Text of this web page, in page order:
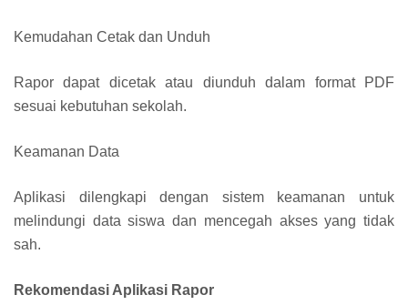
Kemudahan Cetak dan Unduh
Rapor dapat dicetak atau diunduh dalam format PDF
sesuai kebutuhan sekolah.
Keamanan Data
Aplikasi dilengkapi dengan sistem keamanan untuk
melindungi data siswa dan mencegah akses yang tidak
sah.
Rekomendasi Aplikasi Rapor